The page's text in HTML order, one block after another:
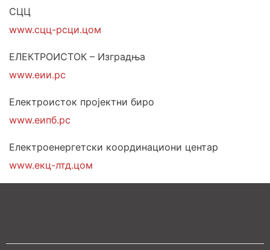
СЦЦ
www.сцц-рсци.цом
ЕЛЕКТРОИСТОК – Изградња
www.еии.рс
Електроисток пројектни биро
www.еипб.рс
Електроенергетски координациони центар
www.екц-лтд.цом